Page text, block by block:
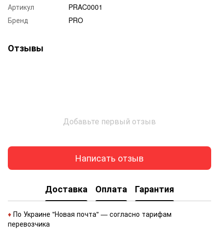
Артикул
PRAC0001
Бренд
PRO
Отзывы
Добавьте первый отзыв
Написать отзыв
Доставка Оплата Гарантия
♦ По Украине "Новая почта" — согласно тарифам
перевозчика